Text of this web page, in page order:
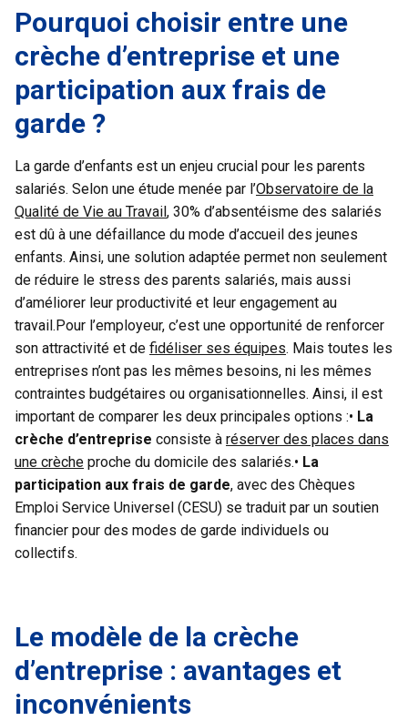
Pourquoi choisir entre une
crèche d’entreprise et une
participation aux frais de
garde ?
La garde d’enfants est un enjeu crucial pour les parents
salariés. Selon une étude menée par l’Observatoire de la
Qualité de Vie au Travail, 30% d’absentéisme des salariés
est dû à une défaillance du mode d’accueil des jeunes
enfants. Ainsi, une solution adaptée permet non seulement
de réduire le stress des parents salariés, mais aussi
d’améliorer leur productivité et leur engagement au
travail.Pour l’employeur, c’est une opportunité de renforcer
son attractivité et de fidéliser ses équipes. Mais toutes les
entreprises n’ont pas les mêmes besoins, ni les mêmes
contraintes budgétaires ou organisationnelles. Ainsi, il est
important de comparer les deux principales options :• La
crèche d’entreprise consiste à réserver des places dans
une crèche proche du domicile des salariés.• La
participation aux frais de garde, avec des Chèques
Emploi Service Universel (CESU) se traduit par un soutien
financier pour des modes de garde individuels ou
collectifs.
Le modèle de la crèche
d’entreprise : avantages et
inconvénients